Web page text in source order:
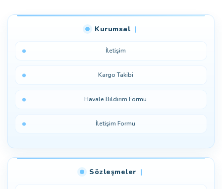
Kurumsal
İletişim
Kargo Takibi
Havale Bildirim Formu
İletişim Formu
Sözleşmeler